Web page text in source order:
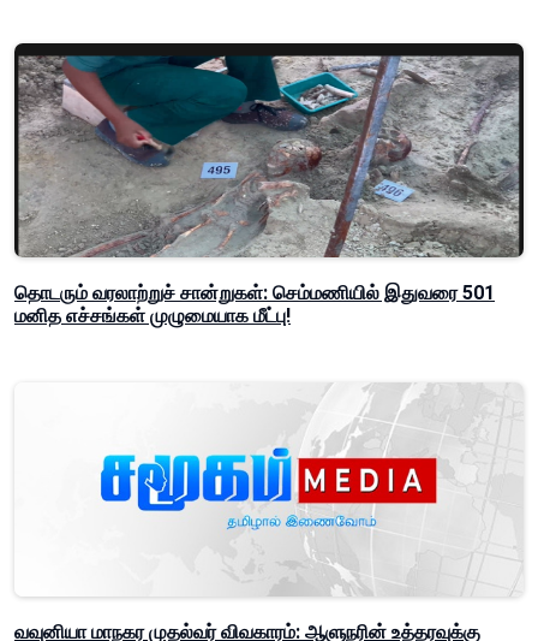
தொடரும் வரலாற்றுச் சான்றுகள்: செம்மணியில் இதுவரை 501
மனித எச்சங்கள் முழுமையாக மீட்பு!
வவுனியா மாநகர முதல்வர் விவகாரம்: ஆளுநரின் உத்தரவுக்கு